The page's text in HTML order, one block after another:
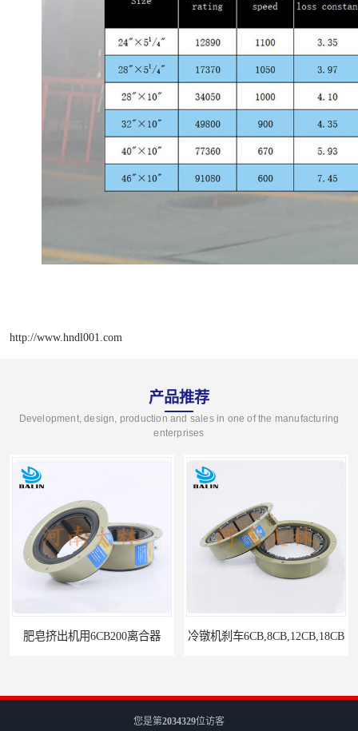
http://www.hndl001.com
产品推荐
Development, design, production and sales in one of the manufacturing
enterprises
肥皂挤出机用6CB200离合器 冷镦机刹车6CB,8CB,12CB,18CB
您是第2034329位访客